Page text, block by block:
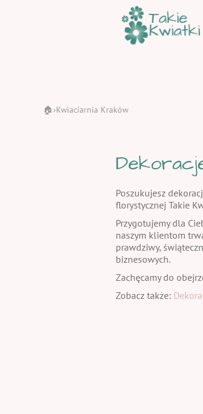
🏠 ›Kwiaciarnia Kraków
Poszukujesz
florystycznej Takie
Przygotujemy dla
naszym klientom
prawdziwy,
biznesowych.
Zachęcamy do
Zobacz także: